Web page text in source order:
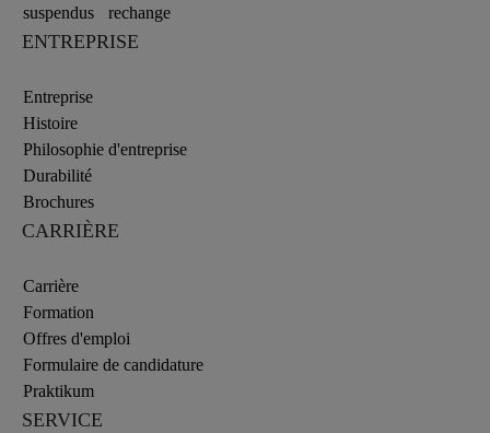
suspendus
rechange
ENTREPRISE
Entreprise
Histoire
Philosophie d'entreprise
Durabilité
Brochures
CARRIÈRE
Carrière
Formation
Offres d'emploi
Formulaire de candidature
Praktikum
SERVICE